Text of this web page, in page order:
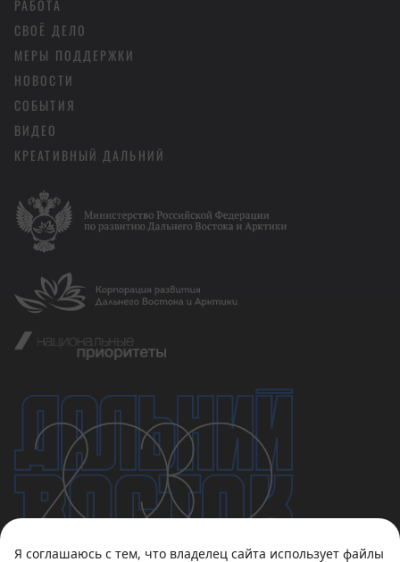
Я соглашаюсь с тем, что владелец сайта использует файлы
РАБОТА
СВОЁ ДЕЛО
МЕРЫ ПОДДЕРЖКИ
НОВОСТИ
СОБЫТИЯ
ВИДЕО
КРЕАТИВНЫЙ ДАЛЬНИЙ